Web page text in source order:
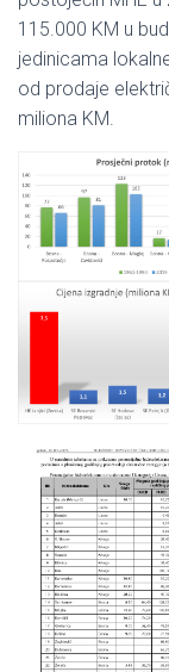
115.000 KM u
jedinicama
od prodaje
miliona KM.